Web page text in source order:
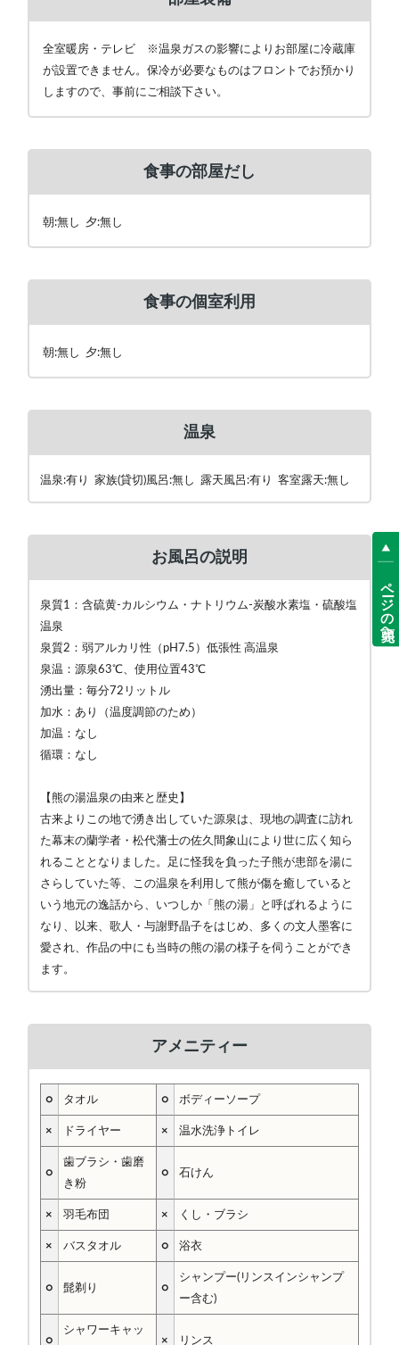
全室暖房・テレビ ※温泉ガスの影響によりお部屋に冷蔵庫
が設置できません。保冷が必要なものはフロントでお預かり
しますので、事前にご相談下さい。
食事の部屋だし
朝:無し 夕:無し
食事の個室利用
朝:無し 夕:無し
温泉
温泉:有り 家族(貸切)風呂:無し 露天風呂:有り 客室露天:無し
お風呂の説明
泉質1：含硫黄-カルシウム・ナトリウム-炭酸水素塩・硫酸塩
温泉
泉質2：弱アルカリ性（pH7.5）低張性 高温泉
泉温：源泉63℃、使用位置43℃
湧出量：毎分72リットル
加水：あり（温度調節のため）
加温：なし
循環：なし
【熊の湯温泉の由来と歴史】
古来よりこの地で湧き出していた源泉は、現地の調査に訪れ
た幕末の蘭学者・松代藩士の佐久間象山により世に広く知ら
れることとなりました。足に怪我を負った子熊が患部を湯に
さらしていた等、この温泉を利用して熊が傷を癒していると
いう地元の逸話から、いつしか「熊の湯」と呼ばれるように
なり、以来、歌人・与謝野晶子をはじめ、多くの文人墨客に
愛され、作品の中にも当時の熊の湯の様子を伺うことができ
ます。
アメニティー
○ タオル ○ ボディーソープ
× ドライヤー × 温水洗浄トイレ
○
歯ブラシ・歯磨
き粉
○ 石けん
× 羽毛布団 × くし・ブラシ
× バスタオル ○ 浴衣
○ 髭剃り ○
シャンプー(リンスインシャンプ
ー含む)
○
シャワーキャッ
× リンス
ページの先頭へ